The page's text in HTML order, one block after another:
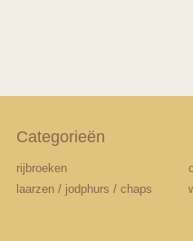
Categorieën
rijbroeken
laarzen / jodphurs / chaps